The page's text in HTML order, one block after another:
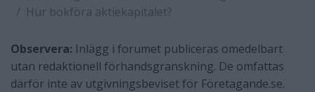
Hur bokföra aktiekapitalet?
Observera: Inlägg i forumet publiceras omedelbart
utan redaktionell förhandsgranskning. De omfattas
därför inte av utgivningsbeviset för Företagande.se.